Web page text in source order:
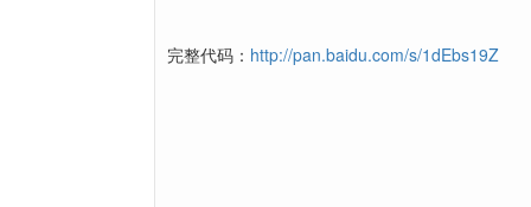
完整代码： http://pan.baidu.com/s/1dEbs19Z